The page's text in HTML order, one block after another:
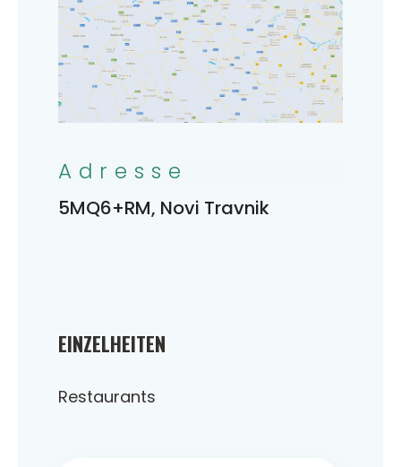
EINZELHEITEN
Restaurants
Adresse
5MQ6+RM, Novi Travnik